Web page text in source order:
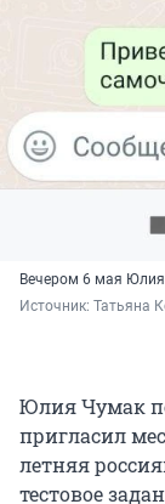
Вечером 6 мая Юлия
Источник: Татьяна
Юлия Чумак
пригласил
летняя
тестовое